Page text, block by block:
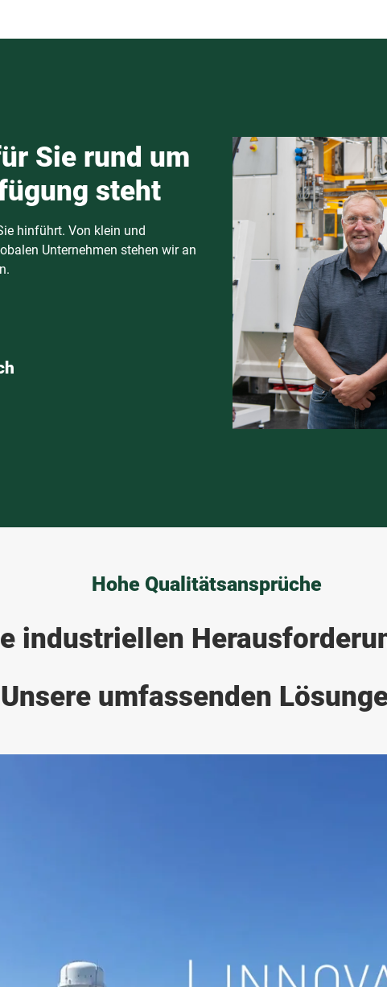
Sie rund um
steht
hinführt. Von klein und
Unternehmen stehen wir an
Hohe Qualitätsansprüche
industriellen
Unsere umfassenden